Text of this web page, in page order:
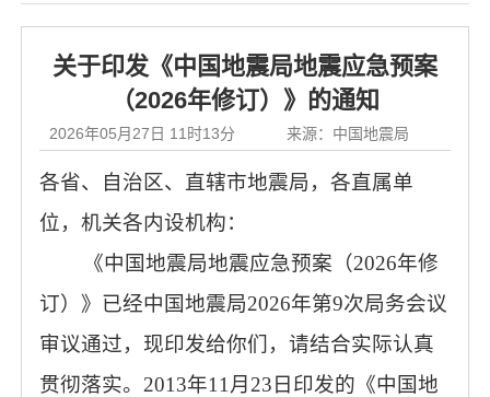
关于印发《中国地震局地震应急预案
（2026年修订）》的通知
2026年05月27日 11时13分 来源：中国地震局
各省、自治区、直辖市地震局，各直属单
位，机关各内设机构：
《中国地震局地震应急预案（2026年修
订）》已经中国地震局2026年第9次局务会议
审议通过，现印发给你们，请结合实际认真
贯彻落实。2013年11月23日印发的《中国地